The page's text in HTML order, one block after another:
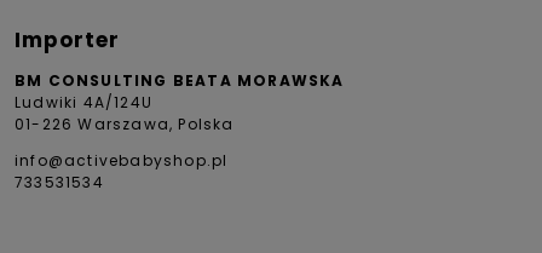
Importer
BM CONSULTING BEATA MORAWSKA
Ludwiki 4A/124U
01-226 Warszawa, Polska
info@activebabyshop.pl
733531534